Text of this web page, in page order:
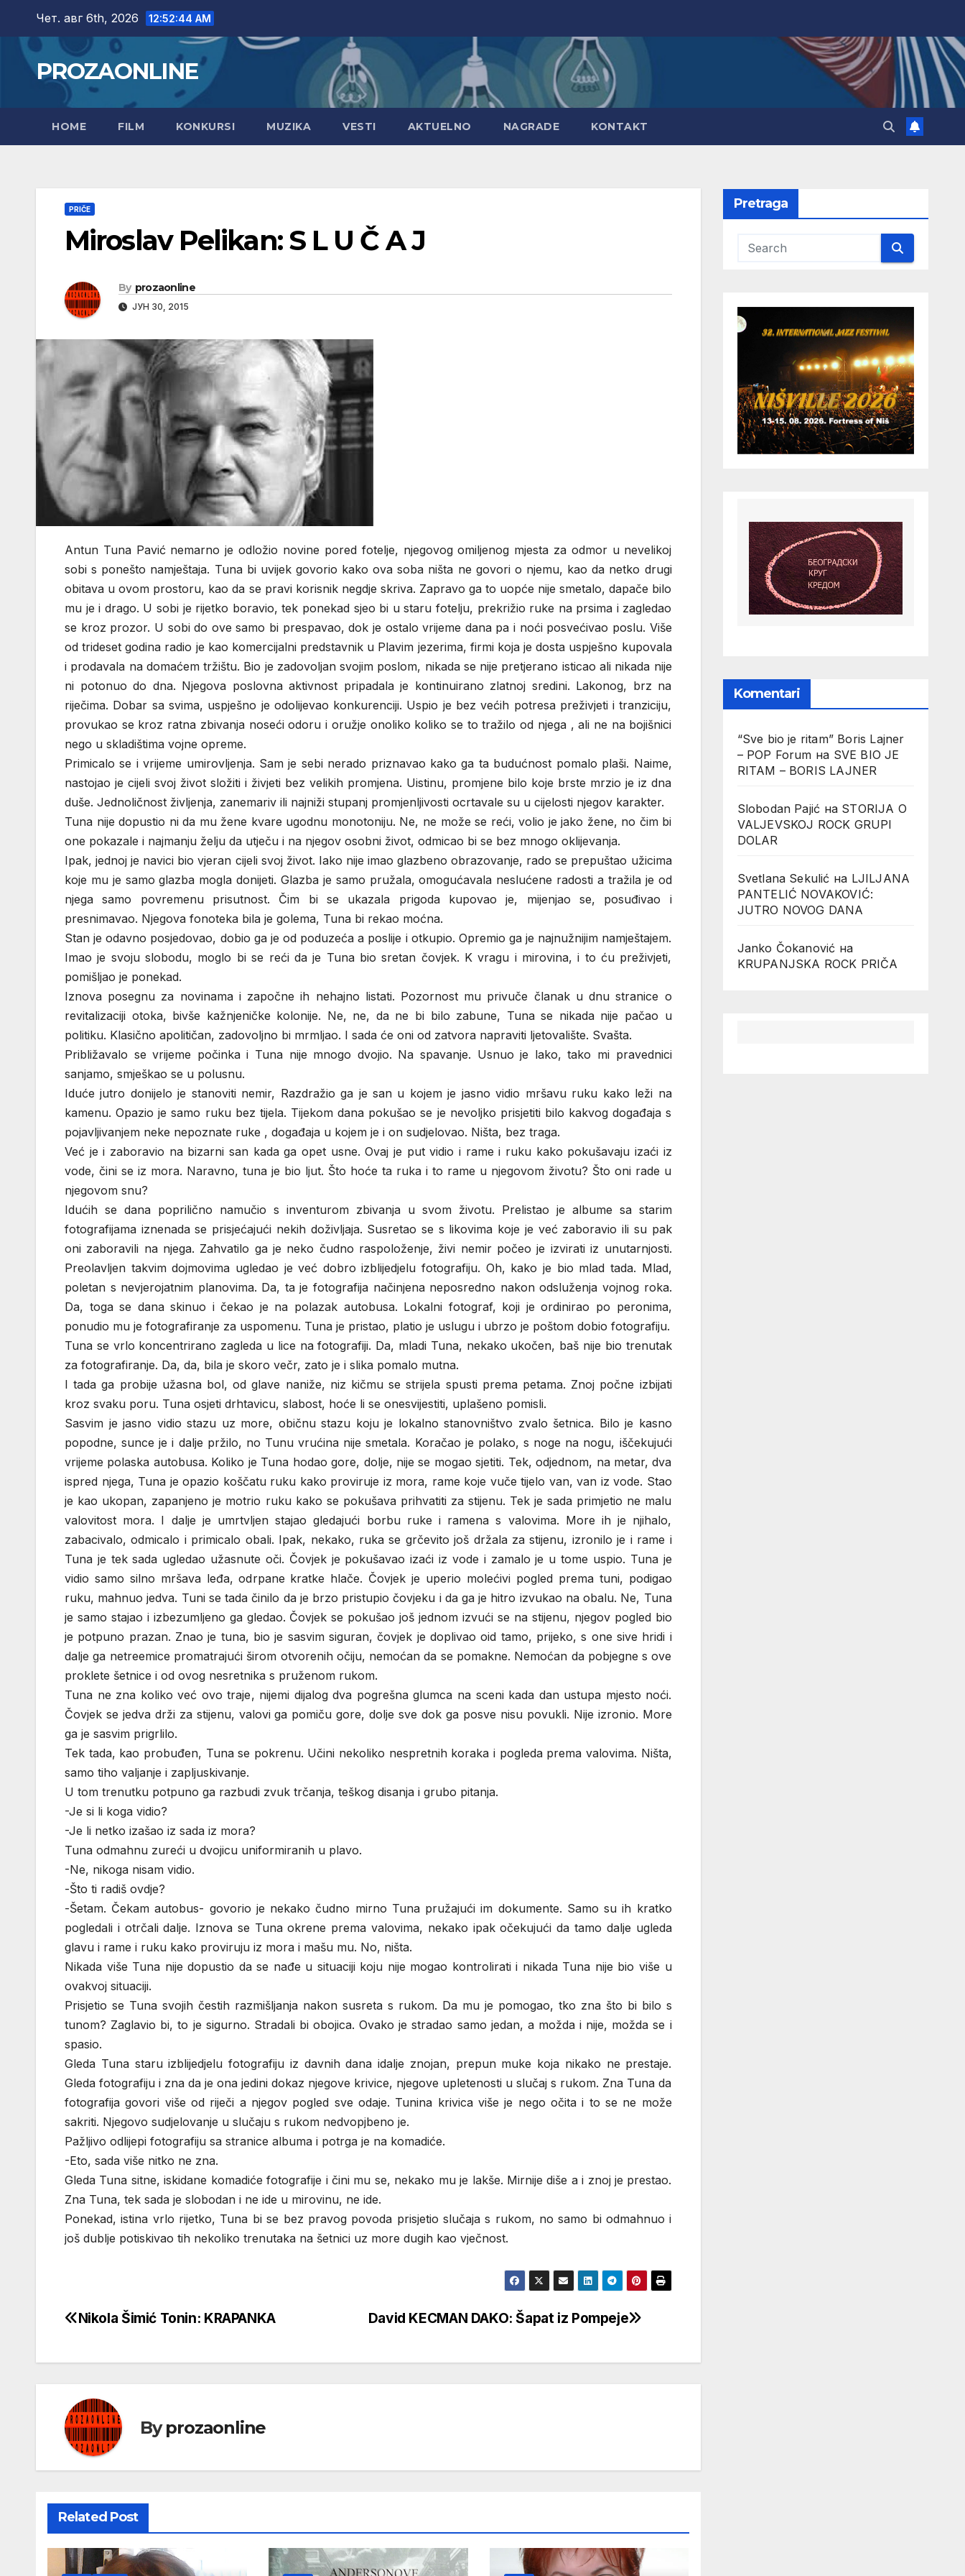
content
Чет. авг 6th, 2026 12:52:45 AM
PROZAONLINE
HOME FILM KONKURSI MUZIKA VESTI AKTUELNO NAGRADE KONTAKT
PRIČE
Miroslav Pelikan: S L U Č A J
By prozaonline
ЈУН 30, 2015
Antun Tuna Pavić nemarno je odložio novine pored fotelje, njegovog omiljenog mjesta za odmor u nevelikoj
sobi s ponešto namještaja. Tuna bi uvijek govorio kako ova soba ništa ne govori o njemu, kao da netko drugi
obitava u ovom prostoru, kao da se pravi korisnik negdje skriva. Zapravo ga to uopće nije smetalo, dapače bilo
mu je i drago. U sobi je rijetko boravio, tek ponekad sjeo bi u staru fotelju, prekrižio ruke na prsima i zagledao
se kroz prozor. U sobi do ove samo bi prespavao, dok je ostalo vrijeme dana pa i noći posvećivao poslu. Više
od trideset godina radio je kao komercijalni predstavnik u Plavim jezerima, firmi koja je dosta uspješno kupovala
i prodavala na domaćem tržištu. Bio je zadovoljan svojim poslom, nikada se nije pretjerano isticao ali nikada nije
ni potonuo do dna. Njegova poslovna aktivnost pripadala je kontinuirano zlatnoj sredini. Lakonog, brz na
riječima. Dobar sa svima, uspješno je odolijevao konkurenciji. Uspio je bez većih potresa preživjeti i tranziciju,
provukao se kroz ratna zbivanja noseći odoru i oružje onoliko koliko se to tražilo od njega , ali ne na bojišnici
nego u skladištima vojne opreme.
Primicalo se i vrijeme umirovljenja. Sam je sebi nerado priznavao kako ga ta budućnost pomalo plaši. Naime,
nastojao je cijeli svoj život složiti i živjeti bez velikih promjena. Uistinu, promjene bilo koje brste mrzio je iz dna
duše. Jednoličnost življenja, zanemariv ili najniži stupanj promjenljivosti ocrtavale su u cijelosti njegov karakter.
Tuna nije dopustio ni da mu žene kvare ugodnu monotoniju. Ne, ne može se reći, volio je jako žene, no čim bi
one pokazale i najmanju želju da utječu i na njegov osobni život, odmicao bi se bez mnogo oklijevanja.
Ipak, jednoj je navici bio vjeran cijeli svoj život. Iako nije imao glazbeno obrazovanje, rado se prepuštao užicima
koje mu je samo glazba mogla donijeti. Glazba je samo pružala, omogućavala neslućene radosti a tražila je od
njega samo povremenu prisutnost. Čim bi se ukazala prigoda kupovao je, mijenjao se, posuđivao i
presnimavao. Njegova fonoteka bila je golema, Tuna bi rekao moćna.
Stan je odavno posjedovao, dobio ga je od poduzeća a poslije i otkupio. Opremio ga je najnužnijim namještajem.
Imao je svoju slobodu, moglo bi se reći da je Tuna bio sretan čovjek. K vragu i mirovina, i to ću preživjeti,
pomišljao je ponekad.
Iznova posegnu za novinama i započne ih nehajno listati. Pozornost mu privuče članak u dnu stranice o
revitalizaciji otoka, bivše kažnjeničke kolonije. Ne, ne, da ne bi bilo zabune, Tuna se nikada nije pačao u
politiku. Klasično apolitičan, zadovoljno bi mrmljao. I sada će oni od zatvora napraviti ljetovalište. Svašta.
Približavalo se vrijeme počinka i Tuna nije mnogo dvojio. Na spavanje. Usnuo je lako, tako mi pravednici
sanjamo, smješkao se u polusnu.
Iduće jutro donijelo je stanoviti nemir, Razdražio ga je san u kojem je jasno vidio mršavu ruku kako leži na
kamenu. Opazio je samo ruku bez tijela. Tijekom dana pokušao se je nevoljko prisjetiti bilo kakvog događaja s
pojavljivanjem neke nepoznate ruke , događaja u kojem je i on sudjelovao. Ništa, bez traga.
Već je i zaboravio na bizarni san kada ga opet usne. Ovaj je put vidio i rame i ruku kako pokušavaju izaći iz
vode, čini se iz mora. Naravno, tuna je bio ljut. Što hoće ta ruka i to rame u njegovom životu? Što oni rade u
njegovom snu?
Idućih se dana poprilično namučio s inventurom zbivanja u svom životu. Prelistao je albume sa starim
fotografijama iznenada se prisjećajući nekih doživljaja. Susretao se s likovima koje je već zaboravio ili su pak
oni zaboravili na njega. Zahvatilo ga je neko čudno raspoloženje, živi nemir počeo je izvirati iz unutarnjosti.
Preolavljen takvim dojmovima ugledao je već dobro izblijedjelu fotografiju. Oh, kako je bio mlad tada. Mlad,
poletan s nevjerojatnim planovima. Da, ta je fotografija načinjena neposredno nakon odsluženja vojnog roka.
Da, toga se dana skinuo i čekao je na polazak autobusa. Lokalni fotograf, koji je ordinirao po peronima,
ponudio mu je fotografiranje za uspomenu. Tuna je pristao, platio je uslugu i ubrzo je poštom dobio fotografiju.
Tuna se vrlo koncentrirano zagleda u lice na fotografiji. Da, mladi Tuna, nekako ukočen, baš nije bio trenutak
za fotografiranje. Da, da, bila je skoro večr, zato je i slika pomalo mutna.
I tada ga probije užasna bol, od glave naniže, niz kičmu se strijela spusti prema petama. Znoj počne izbijati
kroz svaku poru. Tuna osjeti drhtavicu, slabost, hoće li se onesvijestiti, uplašeno pomisli.
Sasvim je jasno vidio stazu uz more, običnu stazu koju je lokalno stanovništvo zvalo šetnica. Bilo je kasno
popodne, sunce je i dalje pržilo, no Tunu vrućina nije smetala. Koračao je polako, s noge na nogu, iščekujući
vrijeme polaska autobusa. Koliko je Tuna hodao gore, dolje, nije se mogao sjetiti. Tek, odjednom, na metar, dva
ispred njega, Tuna je opazio koščatu ruku kako proviruje iz mora, rame koje vuče tijelo van, van iz vode. Stao
je kao ukopan, zapanjeno je motrio ruku kako se pokušava prihvatiti za stijenu. Tek je sada primjetio ne malu
valovitost mora. I dalje je umrtvljen stajao gledajući borbu ruke i ramena s valovima. More ih je njihalo,
zabacivalo, odmicalo i primicalo obali. Ipak, nekako, ruka se grčevito još držala za stijenu, izronilo je i rame i
Tuna je tek sada ugledao užasnute oči. Čovjek je pokušavao izaći iz vode i zamalo je u tome uspio. Tuna je
vidio samo silno mršava leđa, odrpane kratke hlače. Čovjek je uperio molećivi pogled prema tuni, podigao
ruku, mahnuo jedva. Tuni se tada činilo da je brzo pristupio čovjeku i da ga je hitro izvukao na obalu. Ne, Tuna
je samo stajao i izbezumljeno ga gledao. Čovjek se pokušao još jednom izvući se na stijenu, njegov pogled bio
je potpuno prazan. Znao je tuna, bio je sasvim siguran, čovjek je doplivao oid tamo, prijeko, s one sive hridi i
dalje ga netreemice promatrajući širom otvorenih očiju, nemoćan da se pomakne. Nemoćan da pobjegne s ove
proklete šetnice i od ovog nesretnika s pruženom rukom.
Tuna ne zna koliko već ovo traje, nijemi dijalog dva pogrešna glumca na sceni kada dan ustupa mjesto noći.
Čovjek se jedva drži za stijenu, valovi ga pomiču gore, dolje sve dok ga posve nisu povukli. Nije izronio. More
ga je sasvim prigrlilo.
Tek tada, kao probuđen, Tuna se pokrenu. Učini nekoliko nespretnih koraka i pogleda prema valovima. Ništa,
samo tiho valjanje i zapljuskivanje.
U tom trenutku potpuno ga razbudi zvuk trčanja, teškog disanja i grubo pitanja.
-Je si li koga vidio?
-Je li netko izašao iz sada iz mora?
Tuna odmahnu zureći u dvojicu uniformiranih u plavo.
-Ne, nikoga nisam vidio.
-Što ti radiš ovdje?
-Šetam. Čekam autobus- govorio je nekako čudno mirno Tuna pružajući im dokumente. Samo su ih kratko
pogledali i otrčali dalje. Iznova se Tuna okrene prema valovima, nekako ipak očekujući da tamo dalje ugleda
glavu i rame i ruku kako proviruju iz mora i mašu mu. No, ništa.
Nikada više Tuna nije dopustio da se nađe u situaciji koju nije mogao kontrolirati i nikada Tuna nije bio više u
ovakvoj situaciji.
Prisjetio se Tuna svojih čestih razmišljanja nakon susreta s rukom. Da mu je pomogao, tko zna što bi bilo s
tunom? Zaglavio bi, to je sigurno. Stradali bi obojica. Ovako je stradao samo jedan, a možda i nije, možda se i
spasio.
Gleda Tuna staru izblijedjelu fotografiju iz davnih dana idalje znojan, prepun muke koja nikako ne prestaje.
Gleda fotografiju i zna da je ona jedini dokaz njegove krivice, njegove upletenosti u slučaj s rukom. Zna Tuna da
fotografija govori više od riječi a njegov pogled sve odaje. Tunina krivica više je nego očita i to se ne može
sakriti. Njegovo sudjelovanje u slučaju s rukom nedvopjbeno je.
Pažljivo odlijepi fotografiju sa stranice albuma i potrga je na komadiće.
-Eto, sada više nitko ne zna.
Gleda Tuna sitne, iskidane komadiće fotografije i čini mu se, nekako mu je lakše. Mirnije diše a i znoj je prestao.
Zna Tuna, tek sada je slobodan i ne ide u mirovinu, ne ide.
Ponekad, istina vrlo rijetko, Tuna bi se bez pravog povoda prisjetio slučaja s rukom, no samo bi odmahnuo i
još dublje potiskivao tih nekoliko trenutaka na šetnici uz more dugih kao vječnost.
Кретање
David KECMAN DAKO: Šapat iz Pompeje
Nikola Šimić Tonin: KRAPANKA
Byprozaonline
Related Post
Pretraga
Komentari
“Sve bio je ritam” Boris Lajner
– POP Forum на SVE BIO JE
RITAM – BORIS LAJNER
Slobodan Pajić на STORIJA O
VALJEVSKOJ ROCK GRUPI
DOLAR
Svetlana Sekulić на LJILJANA
PANTELIĆ NOVAKOVIĆ:
JUTRO NOVOG DANA
Janko Čokanović на
KRUPANJSKA ROCK PRIČA